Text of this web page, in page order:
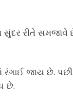
સુંદર રીતે
રંગાઈ જાય
છે.